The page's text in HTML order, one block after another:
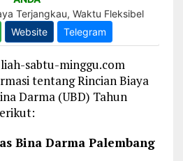
sabtu-minggu.com
tentang Rincian Biaya
Darma (UBD) Tahun
Bina Darma Palembang